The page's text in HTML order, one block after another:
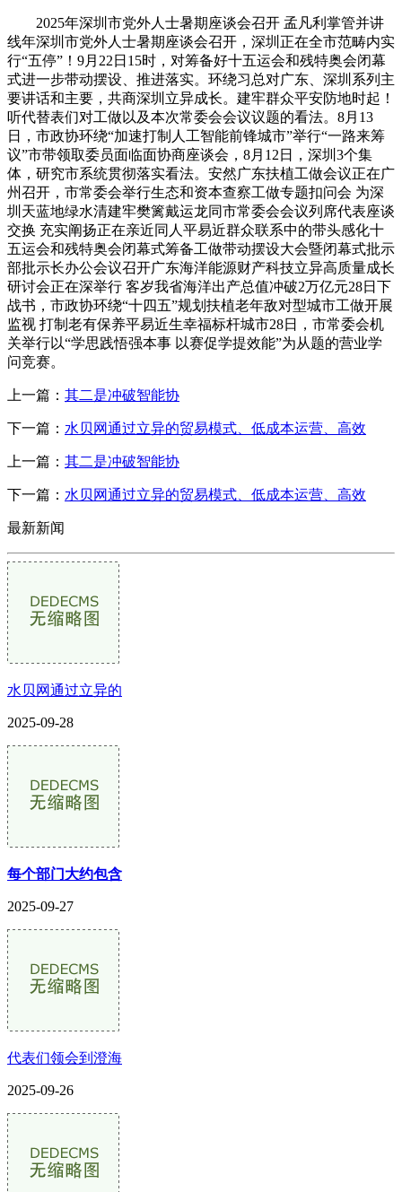
2025年深圳市党外人士暑期座谈会召开 孟凡利掌管并讲
线年深圳市党外人士暑期座谈会召开，深圳正在全市范畴内实
行“五停”！9月22日15时，对筹备好十五运会和残特奥会闭幕
式进一步带动摆设、推进落实。环绕习总对广东、深圳系列主
要讲话和主要，共商深圳立异成长。建牢群众平安防地时起！
听代替表们对工做以及本次常委会会议议题的看法。8月13
日，市政协环绕“加速打制人工智能前锋城市”举行“一路来筹
议”市带领取委员面临面协商座谈会，8月12日，深圳3个集
体，研究市系统贯彻落实看法。安然广东扶植工做会议正在广
州召开，市常委会举行生态和资本查察工做专题扣问会 为深
圳天蓝地绿水清建牢樊篱戴运龙同市常委会会议列席代表座谈
交换 充实阐扬正在亲近同人平易近群众联系中的带头感化十
五运会和残特奥会闭幕式筹备工做带动摆设大会暨闭幕式批示
部批示长办公会议召开广东海洋能源财产科技立异高质量成长
研讨会正在深举行 客岁我省海洋出产总值冲破2万亿元28日下
战书，市政协环绕“十四五”规划扶植老年敌对型城市工做开展
监视 打制老有保养平易近生幸福标杆城市28日，市常委会机
关举行以“学思践悟强本事 以赛促学提效能”为从题的营业学
问竞赛。
上一篇： 其二是冲破智能协
下一篇： 水贝网通过立异的贸易模式、低成本运营、高效
上一篇： 其二是冲破智能协
下一篇： 水贝网通过立异的贸易模式、低成本运营、高效
最新新闻
水贝网通过立异的
2025-09-28
每个部门大约包含
2025-09-27
代表们领会到澄海
2025-09-26